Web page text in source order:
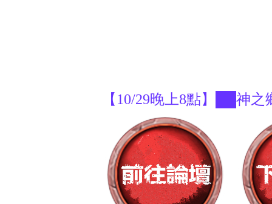
【10/29晚上8點】██神